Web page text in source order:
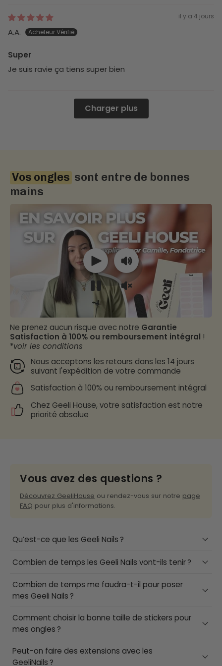
il y a 4 jours
A.A.
Super
Je suis ravie ça tiens super bien
Charger plus
Vos ongles sont entre de bonnes
mains
Ne prenez aucun risque avec notre Garantie
Satisfaction à 100% ou remboursement intégral !
*voir les conditions
Nous acceptons les retours dans les 14 jours
suivant l'expédition de votre commande
Satisfaction à 100% ou remboursement intégral
Chez Geeli House, votre satisfaction est notre
priorité absolue
Vous avez des questions ?
Découvrez GeeliHouse ou rendez-vous sur notre page
FAQ pour plus d'informations.
Qu’est-ce que les Geeli Nails ?
Imaginez des ongles en gel de salon combinés
connaissez.
avec notre technologie révolutionnaire du semi-
durçi !
Vous bénéficiez de la qualité d'une manucure en
Combien de temps les Geeli Nails vont-ils tenir ?
Les Geeli Nails peuvent durer au moins 3 semaines
à condition de respecter minutieusement les
Combien de temps me faudra-t-il pour poser
mes Geeli Nails ?
Le temps de pose des Geeli Nails est d'environ 10
minutes !
Cela peut prendre un peu plus de temps lors de
votre première pose. Mais vous serez beaucoup
Comment choisir la bonne taille de stickers pour
mes ongles ?
Chaque kit Geeli Nails comprend 20 bandes UV de
Peut-on faire des extensions avec les
GeeliNails ?